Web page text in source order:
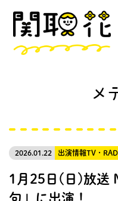
2026.01.22 出演情報TV・
1月25日(日)放送
句」に出演！